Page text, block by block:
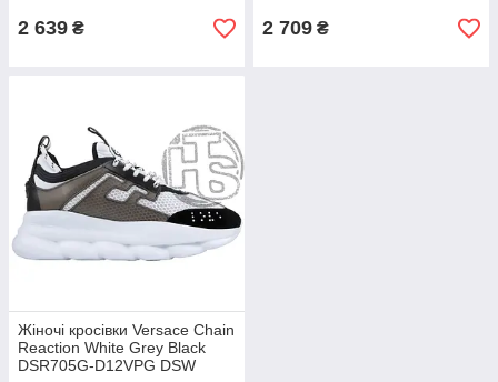
2 639 ₴ 2 709 ₴
Жіночі кросівки Versace Chain
Reaction White Grey Black
DSR705G-D12VPG DSW